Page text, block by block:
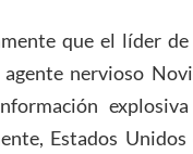
que el líder
nervioso
Estados